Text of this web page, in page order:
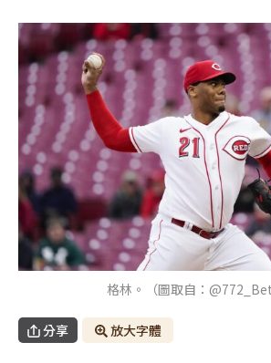
格林。（圖取自：
分享 放大字體